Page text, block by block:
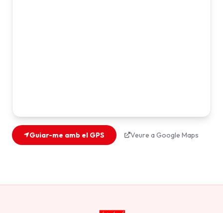
Guiar-me amb el GPS Veure a Google Maps